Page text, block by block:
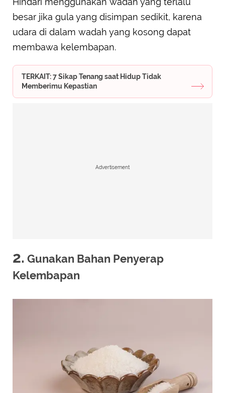
besar jika gula yang disimpan sedikit, karena
udara di dalam wadah yang kosong dapat
membawa kelembapan.
TERKAIT: 7 Sikap Tenang saat Hidup Tidak
Memberimu Kepastian
Advertisement
2. Gunakan Bahan Penyerap
Kelembapan